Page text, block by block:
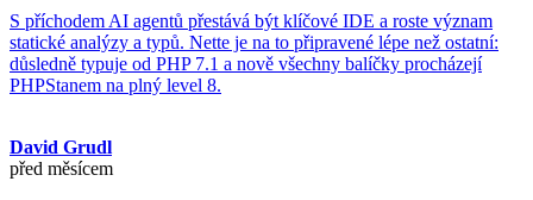
S příchodem AI agentů přestává být klíčové IDE a roste význam
statické analýzy a typů. Nette je na to připravené lépe než ostatní:
důsledně typuje od PHP 7.1 a nově všechny balíčky procházejí
PHPStanem na plný level 8.
David Grudl
před měsícem